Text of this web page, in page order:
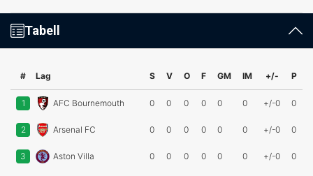
Tabell
# Lag S V O F GM IM +/- P
1 AFC Bournemouth 0 0 0 0 0 0 +/-0 0
2 Arsenal FC 0 0 0 0 0 0 +/-0 0
3 Aston Villa 0 0 0 0 0 0 +/-0 0